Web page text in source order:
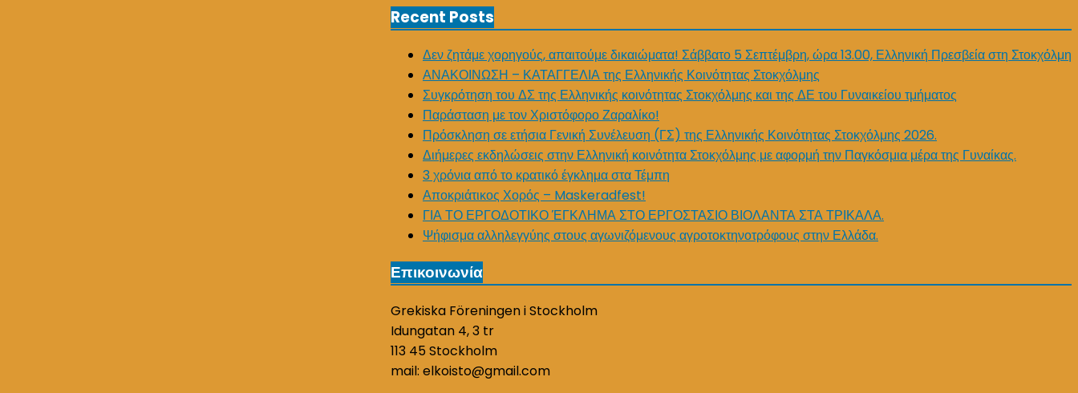
Recent Posts
Δεν ζητάμε χορηγούς, απαιτούμε δικαιώματα! Σάββατο 5 Σεπτέμβρη, ώρα 13.00, Ελληνική Πρεσβεία στη Στοκχόλμη
ΑΝΑΚΟΙΝΩΣΗ – ΚΑΤΑΓΓΕΛΙΑ της Ελληνικής Κοινότητας Στοκχόλμης
Συγκρότηση του ΔΣ της Ελληνικής κοινότητας Στοκχόλμης και της ΔΕ του Γυναικείου τμήματος
Παράσταση με τον Χριστόφορο Ζαραλίκο!
Πρόσκληση σε ετήσια Γενική Συνέλευση (ΓΣ) της Ελληνικής Κοινότητας Στοκχόλμης 2026.
Διήμερες εκδηλώσεις στην Ελληνική κοινότητα Στοκχόλμης με αφορμή την Παγκόσμια μέρα της Γυναίκας.
3 χρόνια από το κρατικό έγκλημα στα Τέμπη
Αποκριάτικος Χορός – Maskeradfest!
ΓΙΑ ΤΟ ΕΡΓΟΔΟΤΙΚΟ ΈΓΚΛΗΜΑ ΣΤΟ ΕΡΓΟΣΤΑΣΙΟ ΒΙΟΛΑΝΤΑ ΣΤΑ ΤΡΙΚΑΛΑ.
Ψήφισμα αλληλεγγύης στους αγωνιζόμενους αγροτοκτηνοτρόφους στην Ελλάδα.
Επικοινωνία
Grekiska Föreningen i Stockholm
Idungatan 4, 3 tr
113 45 Stockholm
mail: elkoisto@gmail.com